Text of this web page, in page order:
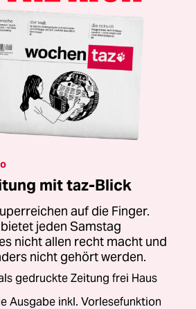
mit taz-Blick
auf die Finger.
jeden Samstag
nicht allen recht macht und
nicht gehört werden.
gedruckte Zeitung frei Haus
Ausgabe inkl. Vorlesefunktion